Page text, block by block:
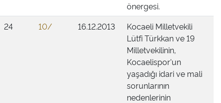
önergesi.
24
10/ 16.12.2013
Kocaeli Milletvekili
Lütfi Türkkan ve 19
Milletvekilinin,
Kocaelispor'un
yaşadığı idari ve mali
sorunlarının
nedenlerinin